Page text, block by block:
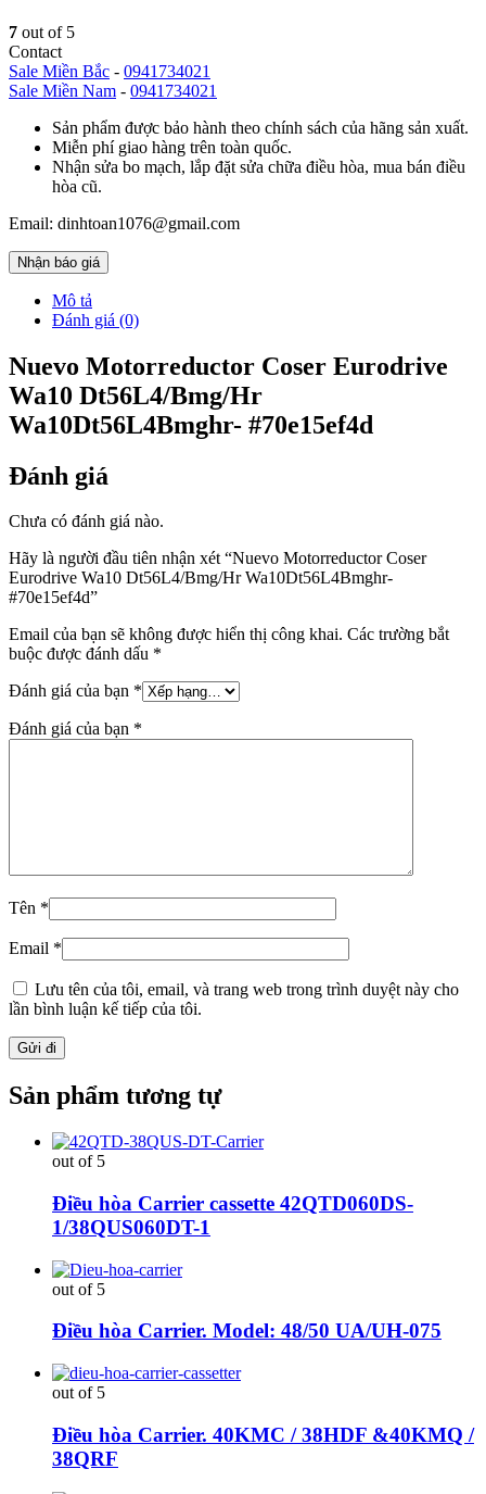
7 out of 5
Contact
Sale Miền Bắc - 0941734021
Sale Miền Nam - 0941734021
Sản phẩm được bảo hành theo chính sách của hãng sản xuất.
Miễn phí giao hàng trên toàn quốc.
Nhận sửa bo mạch, lắp đặt sửa chữa điều hòa, mua bán điều
hòa cũ.
Email: dinhtoan1076@gmail.com
Nhận báo giá
Mô tả
Đánh giá (0)
Nuevo Motorreductor Coser Eurodrive
Wa10 Dt56L4/Bmg/Hr
Wa10Dt56L4Bmghr- #70e15ef4d
Đánh giá
Chưa có đánh giá nào.
Hãy là người đầu tiên nhận xét “Nuevo Motorreductor Coser
Eurodrive Wa10 Dt56L4/Bmg/Hr Wa10Dt56L4Bmghr-
#70e15ef4d”
Email của bạn sẽ không được hiển thị công khai. Các trường bắt
buộc được đánh dấu *
Đánh giá của bạn *
Đánh giá của bạn *
Tên *
Email *
Lưu tên của tôi, email, và trang web trong trình duyệt này cho
lần bình luận kế tiếp của tôi.
Sản phẩm tương tự
out of 5
Điều hòa Carrier cassette 42QTD060DS-
1/38QUS060DT-1
out of 5
Điều hòa Carrier. Model: 48/50 UA/UH-075
out of 5
Điều hòa Carrier. 40KMC / 38HDF &40KMQ /
38QRF